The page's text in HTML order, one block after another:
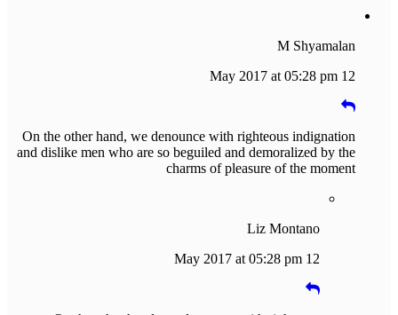
M Shyamalan
12 May 2017 at 05:28 pm
On the other hand, we denounce with righteous indignation
and dislike men who are so beguiled and demoralized by the
charms of pleasure of the moment
Liz Montano
12 May 2017 at 05:28 pm